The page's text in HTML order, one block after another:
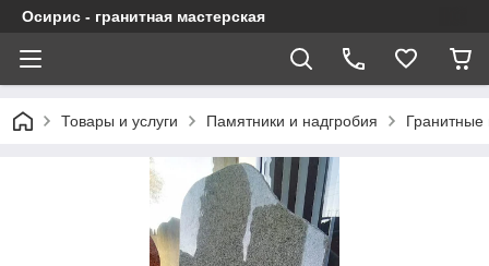
Осирис - гранитная мастерская
Товары и услуги Памятники и надгробия Гранитные